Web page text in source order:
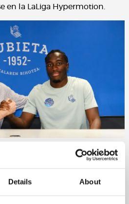
Details About
en la LaLiga Hypermotion.